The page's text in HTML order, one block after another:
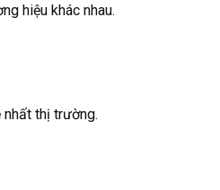
hiệu khác nhau.
thị trường.